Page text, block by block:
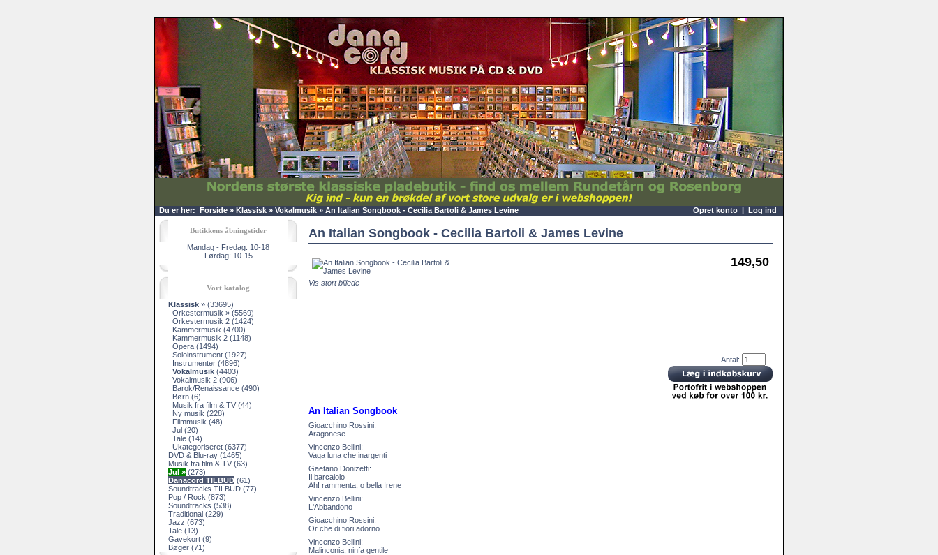
Du er her: Forside » Klassisk » Vokalmusik » An Italian Songbook - Cecilia Bartoli & James Levine Opret konto | Log ind
Butikkens åbningstider
Mandag - Fredag: 10-18
Lørdag: 10-15
Vort katalog
Klassisk » (33695)
Orkestermusik » (5569)
Orkestermusik 2 (1424)
Kammermusik (4700)
Kammermusik 2 (1148)
Opera (1494)
Soloinstrument (1927)
Instrumenter (4896)
Vokalmusik (4403)
Vokalmusik 2 (906)
Barok/Renaissance (490)
Børn (6)
Musik fra film & TV (44)
Ny musik (228)
Filmmusik (48)
Jul (20)
Tale (14)
Ukategoriseret (6377)
DVD & Blu-ray (1465)
Musik fra film & TV (63)
Jul » (273)
Danacord TILBUD (61)
Soundtracks TILBUD (77)
Pop / Rock (873)
Soundtracks (538)
Traditional (229)
Jazz (673)
Tale (13)
Gavekort (9)
Bøger (71)
An Italian Songbook - Cecilia Bartoli & James Levine
Vis stort billede
149,50
Antal:
An Italian Songbook
Gioacchino Rossini:
Aragonese
Vincenzo Bellini:
Vaga luna che inargenti
Gaetano Donizetti:
Il barcaiolo
Ah! rammenta, o bella Irene
Vincenzo Bellini:
L'Abbandono
Gioacchino Rossini:
Or che di fiori adorno
Vincenzo Bellini:
Malinconia, ninfa gentile